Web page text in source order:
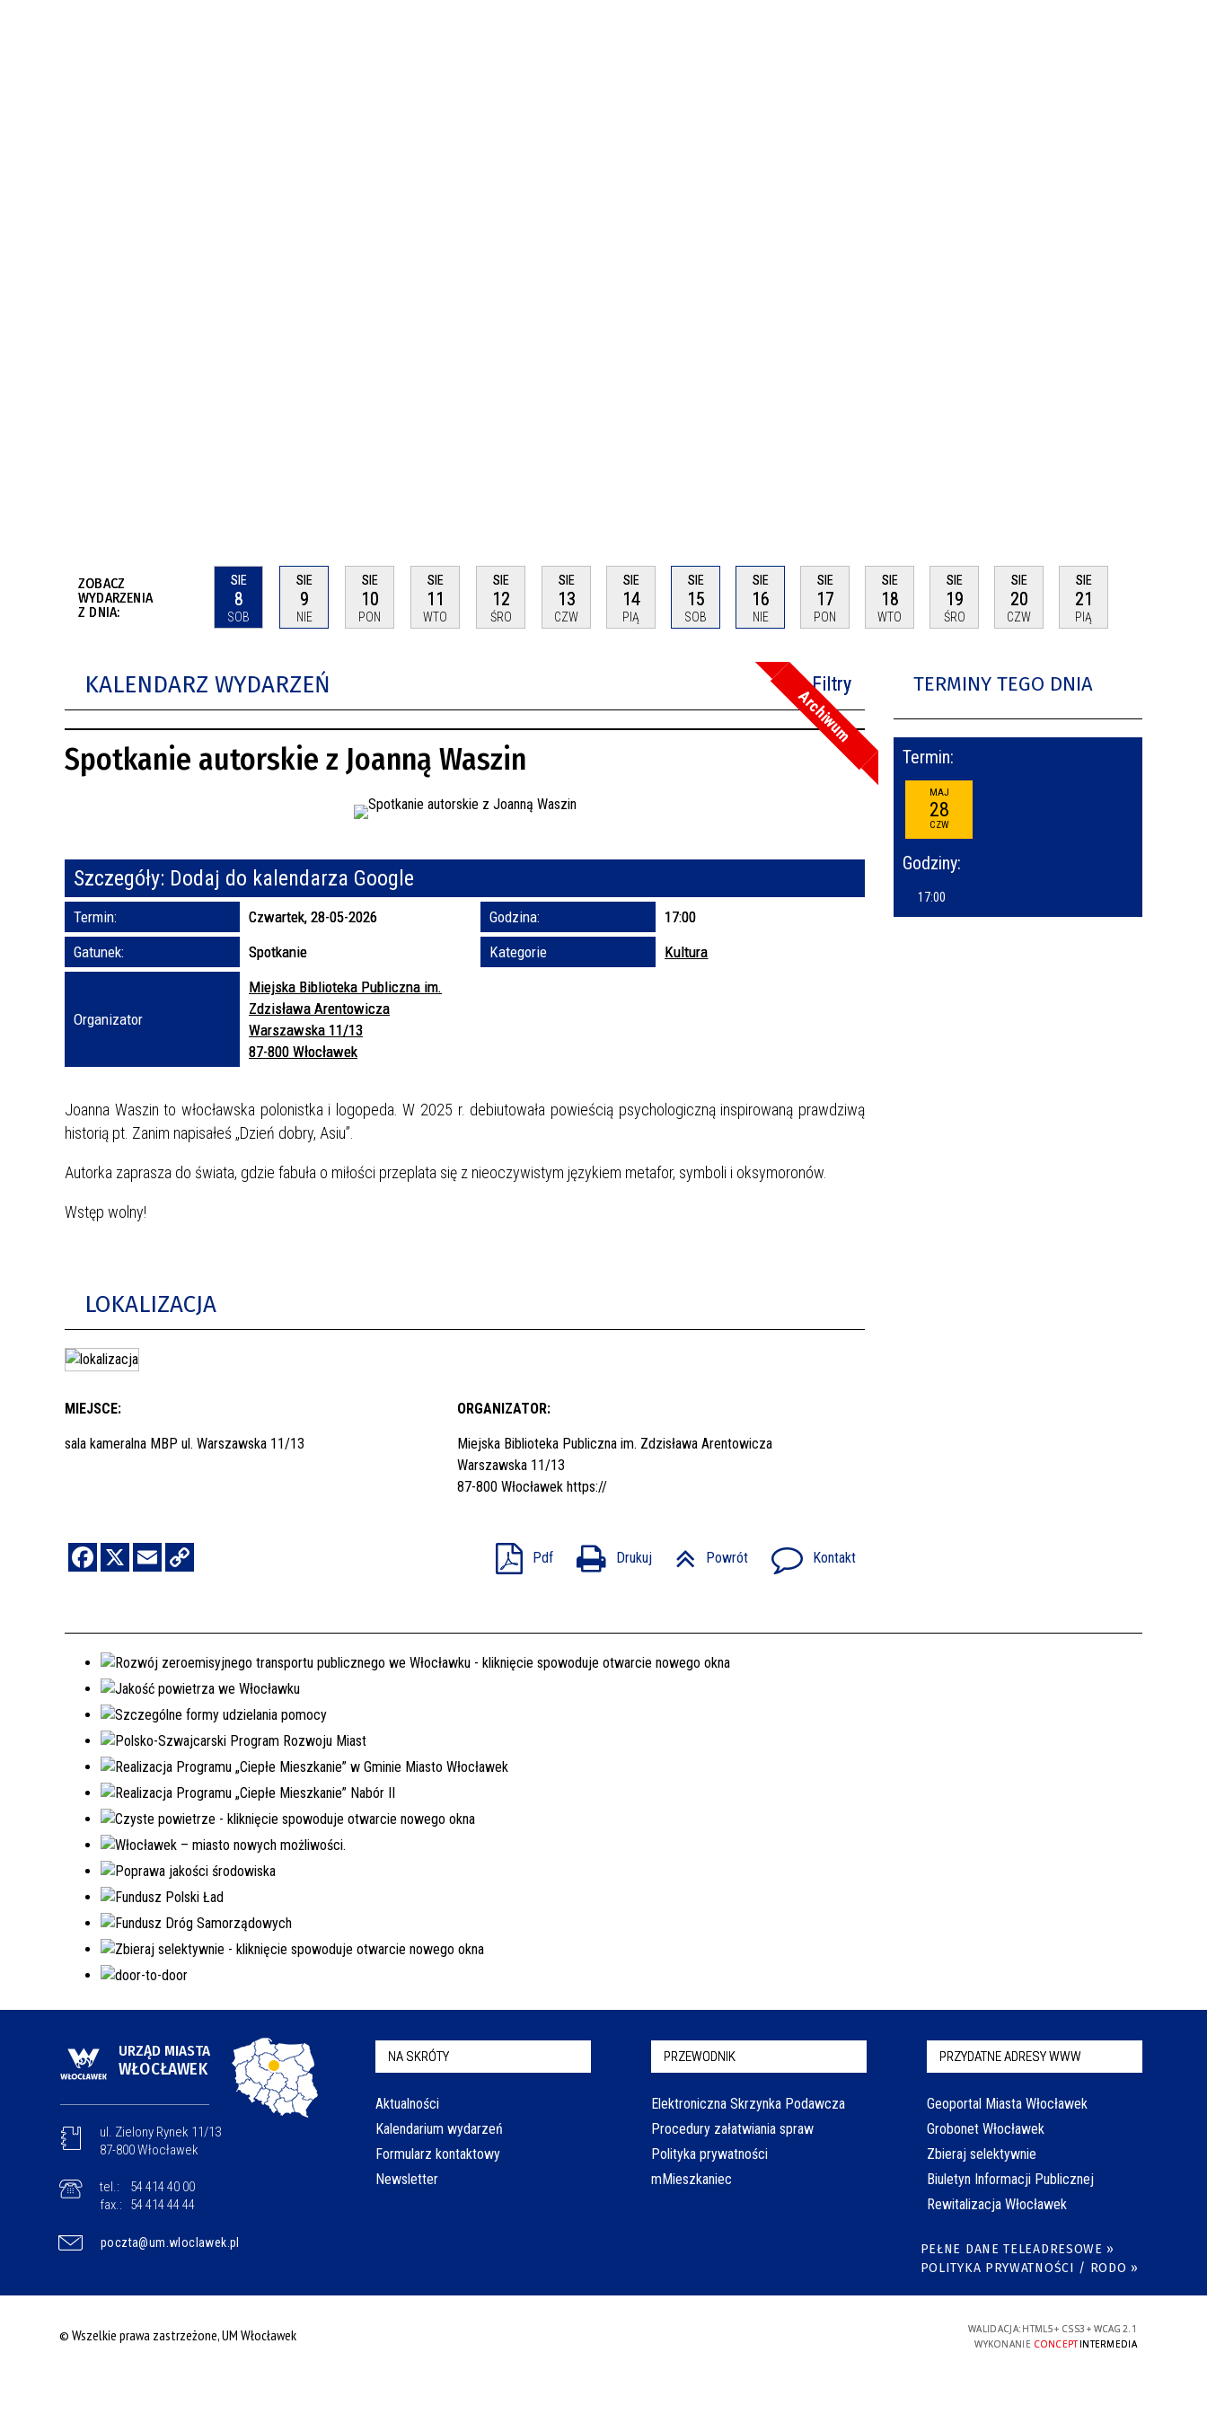
WE WŁOCŁAWKU
ZOBACZ
WYDARZENIA
Z DNIA:
SIE
8
SOB
SIE
9
NIE
SIE
10
PON
SIE
11
WTO
SIE
12
ŚRO
SIE
13
CZW
SIE
14
PIĄ
SIE
15
SOB
SIE
16
NIE
SIE
17
PON
SIE
18
WTO
SIE
19
ŚRO
SIE
20
CZW
SIE
21
PIĄ
KALENDARZ WYDARZEŃ Filtry
Szukana fraza
Spotkanie autorskie z Joanną Waszin
Archiwum
Szczegóły: Dodaj do kalendarza Google
Termin: Czwartek, 28-05-2026 Godzina:
17:00
Gatunek:
Spotkanie Kategorie Kultura
Organizator
Miejska Biblioteka Publiczna im.
Zdzisława Arentowicza
Warszawska 11/13
87-800 Włocławek
Joanna Waszin to włocławska polonistka i logopeda. W 2025 r. debiutowała powieścią psychologiczną inspirowaną prawdziwą
historią pt. Zanim napisałeś „Dzień dobry, Asiu”.
Autorka zaprasza do świata, gdzie fabuła o miłości przeplata się z nieoczywistym językiem metafor, symboli i oksymoronów.
Wstęp wolny!
LOKALIZACJA
MIEJSCE:
sala kameralna MBP ul. Warszawska 11/13
ORGANIZATOR:
Miejska Biblioteka Publiczna im. Zdzisława Arentowicza
Warszawska 11/13
87-800 Włocławek https://
Pdf Drukuj Powrót Kontakt
TERMINY TEGO DNIA
Termin:
MAJ
28
CZW
Godziny:
17:00
URZĄD MIASTA
WŁOCŁAWEK
ul. Zielony Rynek 11/13
87-800 Włocławek
tel.:
54 414 40 00
fax.:
54 414 44 44
poczta@um.wloclawek.pl
NA SKRÓTY
Aktualności
Kalendarium wydarzeń
Formularz kontaktowy
Newsletter
PRZEWODNIK
Elektroniczna Skrzynka Podawcza
Procedury załatwiania spraw
Polityka prywatności
mMieszkaniec
PRZYDATNE ADRESY WWW
Geoportal Miasta Włocławek
Grobonet Włocławek
Zbieraj selektywnie
Biuletyn Informacji Publicznej
Rewitalizacja Włocławek
PEŁNE DANE TELEADRESOWE »
POLITYKA PRYWATNOŚCI / RODO »
© Wszelkie prawa zastrzeżone, UM Włocławek WALIDACJA: HTML5+ CSS3 + WCAG 2.1
WYKONANIE CONCEPTINTERMEDIA